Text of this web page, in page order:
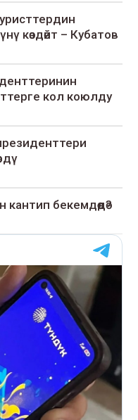
көздөйт – Кубатов
кол коюлду
бекемдөөдө?